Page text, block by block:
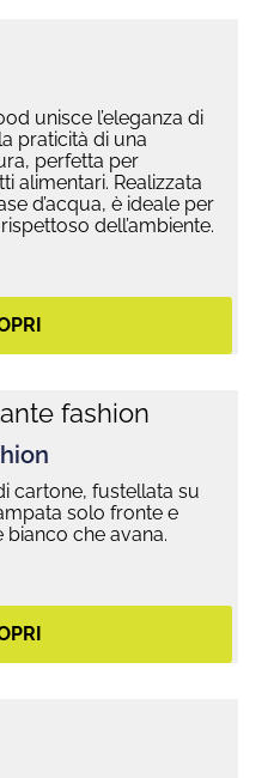
unisce l’eleganza di
praticità di una
perfetta per
alimentari. Realizzata
d’acqua, è ideale per
dell’ambiente.
cartone, fustellata su
solo fronte e
bianco che avana.